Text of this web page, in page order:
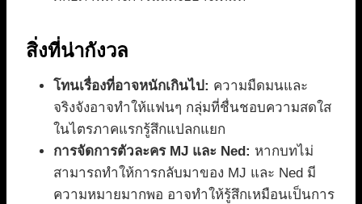
สิ่งที่น่ากังวล
โทนเรื่องที่อาจหนักเกินไป: ความมืดมนและ
จริงจังอาจทำให้แฟนๆ กลุ่มที่ชื่นชอบความสดใส
ในไตรภาคแรกรู้สึกแปลกแยก
การจัดการตัวละคร MJ และ Ned: หากบทไม่
สามารถทำให้การกลับมาของ MJ และ Ned มี
ความหมายมากพอ อาจทำให้รู้สึกเหมือนเป็นการ